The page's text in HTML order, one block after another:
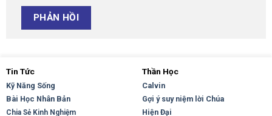
Tin Tức
Kỹ Năng Sống
Bài Học Nhân Bản
Chia Sẻ Kinh Nghiệm
Thần Học
Calvin
Gợi ý suy niệm lời Chúa
Hiện Đại